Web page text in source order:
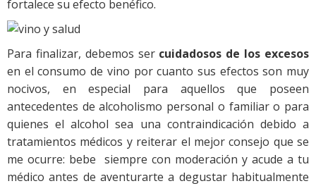
fortalece su efecto benéfico.
Para finalizar, debemos ser cuidadosos de los excesos
en el consumo de vino por cuanto sus efectos son muy
nocivos, en especial para aquellos que poseen
antecedentes de alcoholismo personal o familiar o para
quienes el alcohol sea una contraindicación debido a
tratamientos médicos y reiterar el mejor consejo que se
me ocurre: bebe siempre con moderación y acude a tu
médico antes de aventurarte a degustar habitualmente